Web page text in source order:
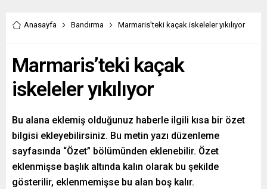
Anasayfa Bandırma Marmaris’teki kaçak iskeleler yıkılıyor
Marmaris’teki kaçak
iskeleler yıkılıyor
Bu alana eklemiş olduğunuz haberle ilgili kısa bir özet
bilgisi ekleyebilirsiniz. Bu metin yazı düzenleme
sayfasında “Özet” bölümünden eklenebilir. Özet
eklenmişse başlık altında kalın olarak bu şekilde
gösterilir, eklenmemişse bu alan boş kalır.